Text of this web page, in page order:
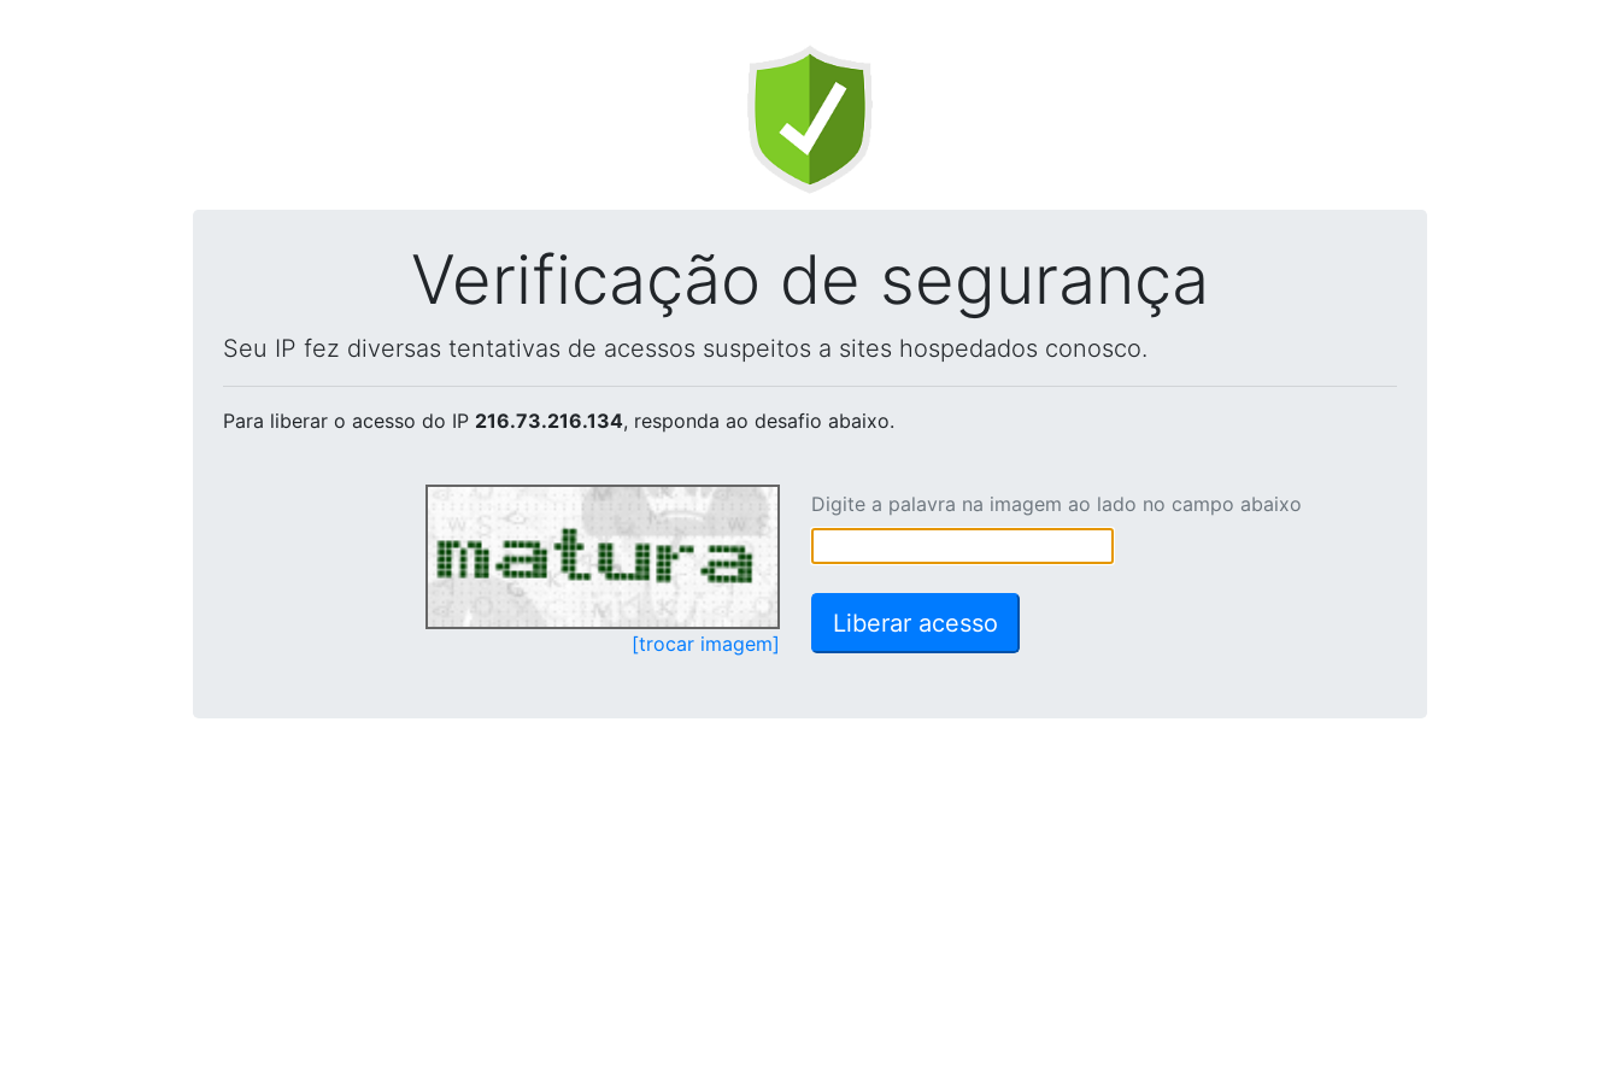
Verificação de segurança
Seu IP fez diversas tentativas de acessos suspeitos a sites hospedados conosco.
Para liberar o acesso do IP 216.73.216.134, responda ao desafio abaixo.
[trocar imagem]
Digite a palavra na imagem ao lado no campo abaixo